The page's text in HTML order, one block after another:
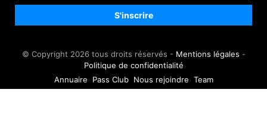
© Copyright 2026 tous droits réservés - Mentions légales -
Politique de confidentialité
Annuaire
Pass Club Nous rejoindre Team